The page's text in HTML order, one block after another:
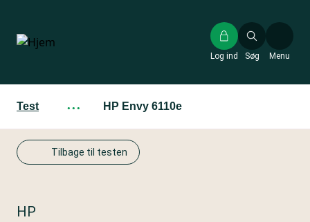
hovedindhold
Søg
Log ind Menu
Test ··· HP Envy 6110e
Tilbage til testen
HP